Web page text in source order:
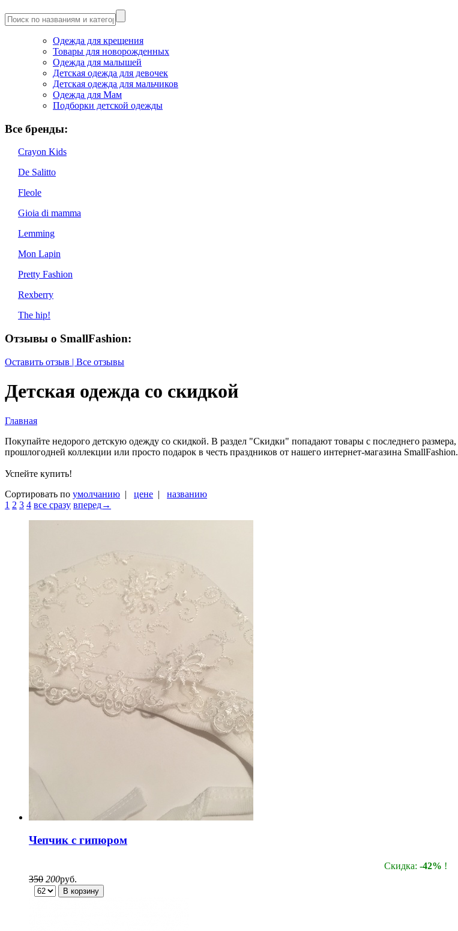
Одежда для крещения
Товары для новорожденных
Одежда для малышей
Детская одежда для девочек
Детская одежда для мальчиков
Одежда для Мам
Подборки детской одежды
Все бренды:
Crayon Kids
De Salitto
Fleole
Gioia di mamma
Lemming
Mon Lapin
Pretty Fashion
Rexberry
The hip!
Отзывы о SmallFashion:
Оставить отзыв | Все отзывы
Детская одежда со скидкой
Главная
Покупайте недорого детскую одежду со скидкой. В раздел "Скидки" попадают товары с последнего размера,
прошлогодней коллекции или просто подарок в честь праздников от нашего интернет-магазина SmallFashion.
Успейте купить!
Сортировать по умолчанию | цене | названию
1 2 3 4 все сразу вперед→
Чепчик с гипюром
Cкидка: -42% !
350 200руб.